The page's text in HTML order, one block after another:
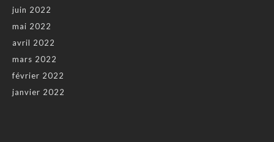
juin 2022
mai 2022
avril 2022
mars 2022
février 2022
janvier 2022